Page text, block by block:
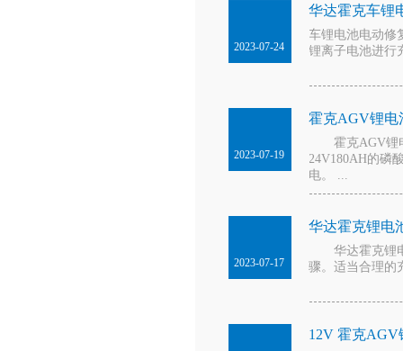
华达霍克车锂
车锂电池电动修
锂离子电池进行
2023-07-24
霍克AGV锂电
霍克AGV锂电
24V180AH的磷
电。 ...
2023-07-19
华达霍克锂电
华达霍克锂
骤。适当合理的
2023-07-17
12V 霍克AGV